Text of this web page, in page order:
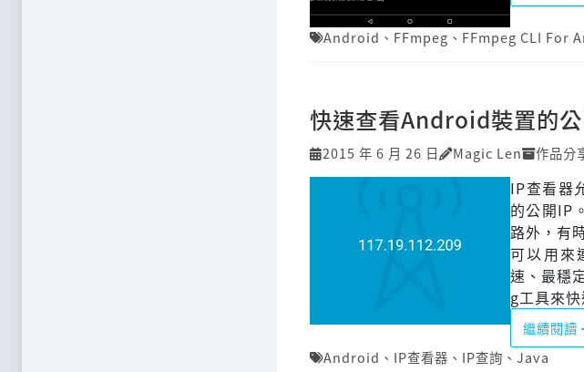
Android 、 FFmpeg 、 FFmpeg CLI For
快速查看Android裝置的
2015 年 6 月 26 日 Magic Len 作品分
IP查看器
的公開IP
路外，有
可以用來
速、最穩
g工具來
繼續閱讀
Android 、 IP查看器 、 IP查詢 、 Java